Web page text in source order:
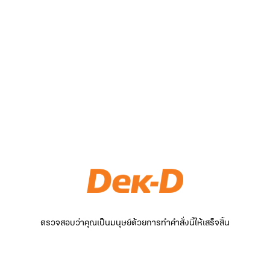
ตรวจสอบว่าคุณเป็นมนุษย์ด้วยการทำคำสั่งนี้ให้เสร็จสิ้น